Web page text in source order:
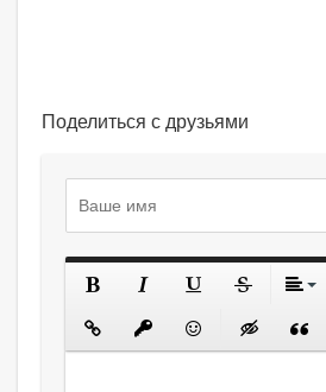
Поделиться с друзьями